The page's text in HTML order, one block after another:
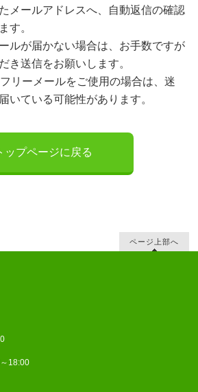
メールアドレスへ、自動返信の確認
す。
ルが届かない場合は、お手数ですが
き送信をお願いします。
リーメールをご使用の場合は、迷
いている可能性があります。
ップページに戻る
ページ上部へ
18:00